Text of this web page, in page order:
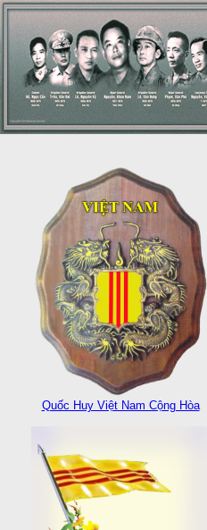
Quốc Huy Việt Nam Cộng Hòa